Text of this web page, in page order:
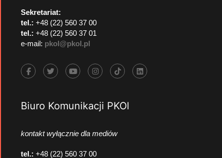
Sekretariat:
tel.: +48 (22) 560 37 00
tel.: +48 (22) 560 37 01
e-mail: pkol@pkol.pl
Biuro Komunikacji PKOl
kontakt wyłącznie dla mediów
tel.: +48 (22) 560 37 00